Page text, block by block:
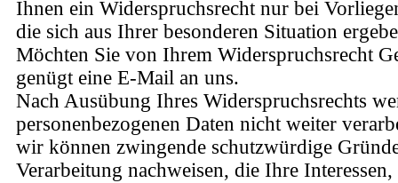
Ihnen ein Widerspruchsrecht nur bei
die sich aus Ihrer besonderen Situation
Möchten Sie von Ihrem Widerspruchsrecht
genügt eine E-Mail an uns.
Nach Ausübung Ihres Widerspruchsrechts
personenbezogenen Daten nicht weiter
wir können zwingende schutzwürdige
Verarbeitung nachweisen, die Ihre Interessen,